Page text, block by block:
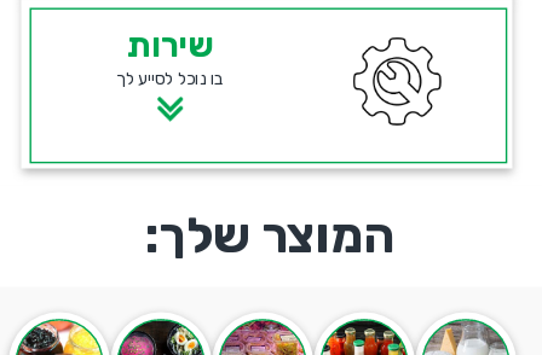
שירות
בו נוכל לסייע לך
המוצר שלך: